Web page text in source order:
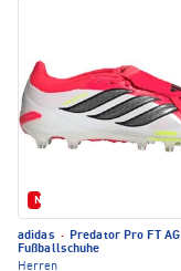
Neu
adidas · Predator Pro FT AG
Fußballschuhe
Herren